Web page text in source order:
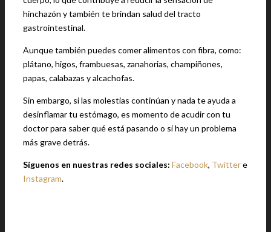
hinchazón y también te brindan salud del tracto
gastrointestinal.
Aunque también puedes comer alimentos con fibra, como:
plátano, higos, frambuesas, zanahorias, champiñones,
papas, calabazas y alcachofas.
Sin embargo, si las molestias continúan y nada te ayuda a
desinflamar tu estómago, es momento de acudir con tu
doctor para saber qué está pasando o si hay un problema
más grave detrás.
Síguenos en nuestras redes sociales: Facebook, Twittere
Instagram.